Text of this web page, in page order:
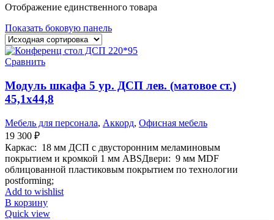
Отображение единственного товара
Показать боковую панель
Сравнить
Модуль шкафа 5 ур. ДСП лев. (матовое ст.)
45,1х44,8
Мебель для персонала, Аккорд, Офисная мебель
19 300 ₽
Каркас: 18 мм ДСП с двусторонним меламиновым
покрытием и кромкой 1 мм ABSДвери: 9 мм MDF
облицованной пластиковым покрытием по технологии
postforming;
Add to wishlist
В корзину
Quick view